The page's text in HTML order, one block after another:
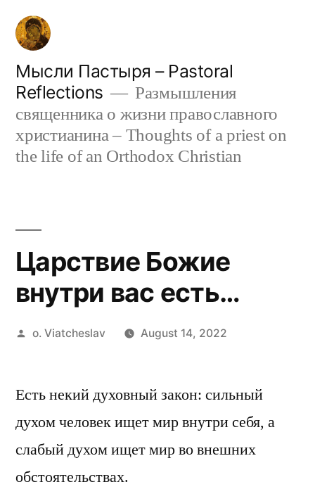
Skip
content
Мысли Пастыря – Pastoral
Reflections
Размышления
священника о жизни православного
христианина – Thoughts of a priest on
the life of an Orthodox Christian
Царствие Божие
внутри вас есть…
Posted
o. Viatcheslav August 14, 2022
Есть некий духовный закон: сильный
духом человек ищет мир внутри себя, а
слабый духом ищет мир во внешних
обстоятельствах.